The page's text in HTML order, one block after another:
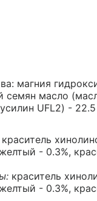
магния
масло
UFL2) -
краситель
- 0.3%,
краситель
- 0.3%,